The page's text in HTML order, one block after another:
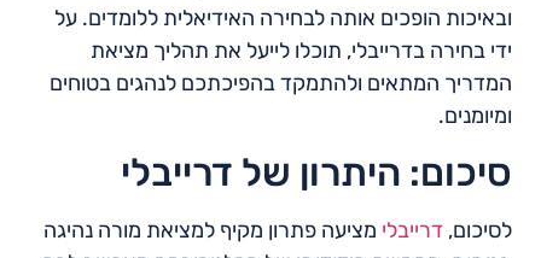
ובאיכות הופכים אותה לבחירה האידיאלית ללומדים. על
ידי בחירה בדרייבלי, תוכלו לייעל את תהליך מציאת
המדריך המתאים ולהתמקד בהפיכתכם לנהגים בטוחים
ומיומנים.
סיכום: היתרון של דרייבלי
לסיכום, דרייבלי מציעה פתרון מקיף למציאת מורה נהיגה